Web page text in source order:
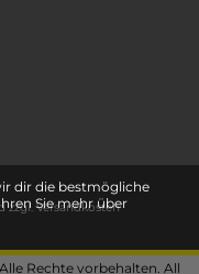
zzgl. Versandkosten
Rechte vorbehalten. All
dir die bestmögliche
Sie mehr über